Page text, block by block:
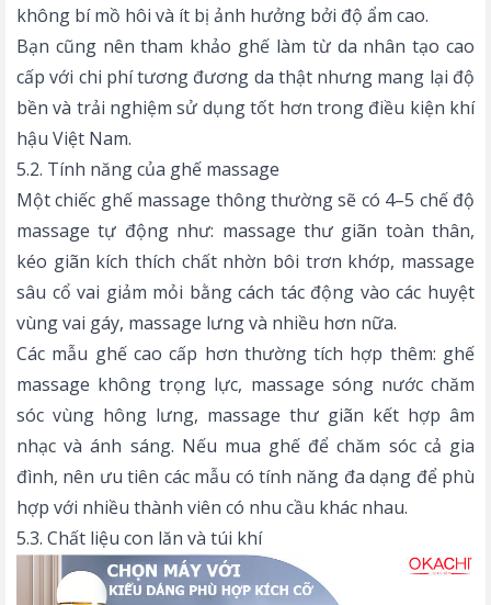
không bí mồ hôi và ít bị ảnh hưởng bởi độ ẩm cao.
Bạn cũng nên tham khảo ghế làm từ da nhân tạo cao
cấp với chi phí tương đương da thật nhưng mang lại độ
bền và trải nghiệm sử dụng tốt hơn trong điều kiện khí
hậu Việt Nam.
5.2. Tính năng của ghế massage
Một chiếc ghế massage thông thường sẽ có 4–5 chế độ
massage tự động như: massage thư giãn toàn thân,
kéo giãn kích thích chất nhờn bôi trơn khớp, massage
sâu cổ vai giảm mỏi bằng cách tác động vàocác huyệt
vùng vai gáy, massage lưng và nhiều hơn nữa.
Các mẫu ghế cao cấp hơn thường tích hợp thêm: ghế
massage không trọng lực, massage sóng nước chăm
sóc vùng hông lưng, massage thư giãn kết hợp âm
nhạc và ánh sáng. Nếu mua ghế để chăm sóc cả gia
đình, nên ưu tiên các mẫu có tính năng đa dạng để phù
hợp với nhiều thành viên có nhu cầu khác nhau.
5.3. Chất liệu con lăn và túi khí